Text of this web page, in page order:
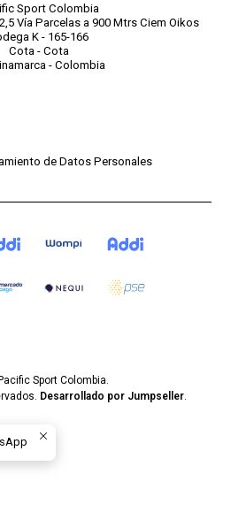
Sport Colombia
Vía Parcelas a 900 Mtrs Ciem Oikos
K - 165-166
Cota - Cota
- Colombia
de Datos Personales
Sport Colombia.
Desarrollado por Jumpseller.